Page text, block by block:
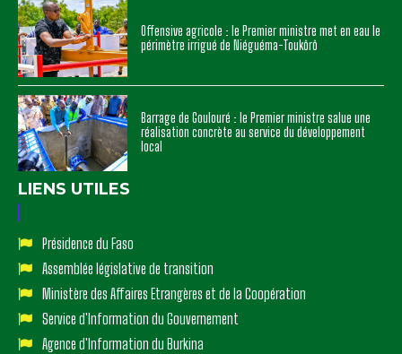
Offensive agricole : le Premier ministre met en eau le
périmètre irrigué de Niéguéma-Toukôrô
Barrage de Goulouré : le Premier ministre salue une
réalisation concrète au service du développement
local
LIENS UTILES
Présidence du Faso
Assemblée législative de transition
Ministère des Affaires Etrangères et de la Coopération
Service d'Information du Gouvernement
Agence d'Information du Burkina